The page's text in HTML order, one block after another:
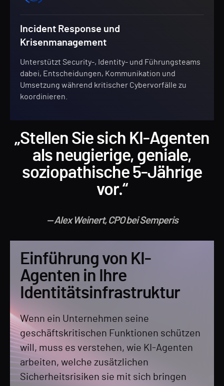
Incident Response und
Krisenmanagement
Unterstützt Security-, Identity- und Führungsteams
dabei, Entscheidungen, Kommunikation und
Umsetzung während kritischer Cybervorfälle zu
koordinieren.
„Stellen Sie sich KI-Agenten
als neugierige, geniale,
soziopathische 5-Jährige
vor.“
— Alex Weinert, CPO bei Semperis
Einführung von KI-
Agenten in Ihre
Identitätsinfrastruktur
Wenn ein Unternehmen seine
geschäftskritischen Funktionen schützen
will, muss es verstehen, wie KI-Agenten
arbeiten, welche zusätzlichen
Sicherheitsrisiken sie mit sich bringen